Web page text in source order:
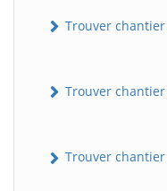
Trouver
Trouver
Trouver